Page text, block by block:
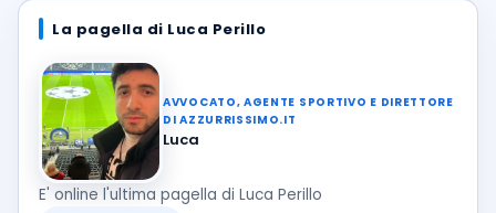
La pagella di Luca Perillo
AVVOCATO, AGENTE SPORTIVO E DIRETTORE
DI AZZURRISSIMO.IT
Luca
E' online l'ultima pagella di Luca Perillo